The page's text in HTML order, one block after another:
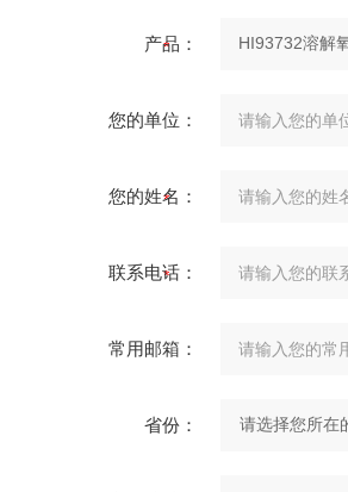
产品：
您的单位：
您的姓名：
联系电话：
常用邮箱：
省份：